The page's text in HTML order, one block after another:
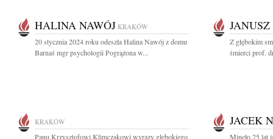
HALINA NAWÓJ KRAKÓW
20 stycznia 2024 roku odeszła Halina Nawój z domu
Barnaś mgr psychologii Pogrążona w...
Z głębokim
śmierci prof.
KRAKÓW
Panu Krzysztofowi Klimczakowi wyrazy głębokiego
JACEK
Minęło 25 lat